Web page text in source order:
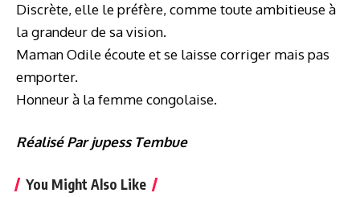
Discrète, elle le préfère, comme toute ambitieuse à
la grandeur de sa vision.
Maman Odile écoute et se laisse corriger mais pas
emporter.
Honneur à la femme congolaise.
Réalisé Par jupess Tembue
You Might Also Like